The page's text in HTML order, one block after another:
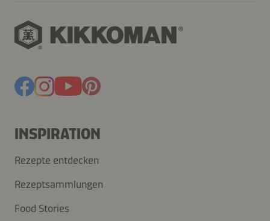
INSPIRATION
Rezepte entdecken
Rezeptsammlungen
Food Stories